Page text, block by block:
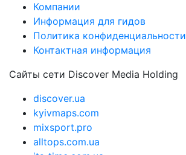
Компании
Информация для гидов
Политика конфиденциальности
Контактная информация
Сайты сети Discover Media Holding
discover.ua
kyivmaps.com
mixsport.pro
alltops.com.ua